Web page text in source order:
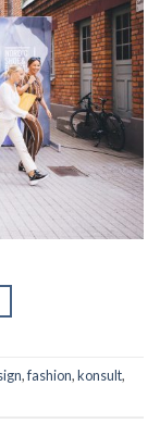
,fashion,konsult,